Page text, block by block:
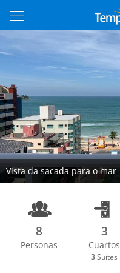
Vista da sacada para o mar
8
Personas
3
Cuartos
3 Suites